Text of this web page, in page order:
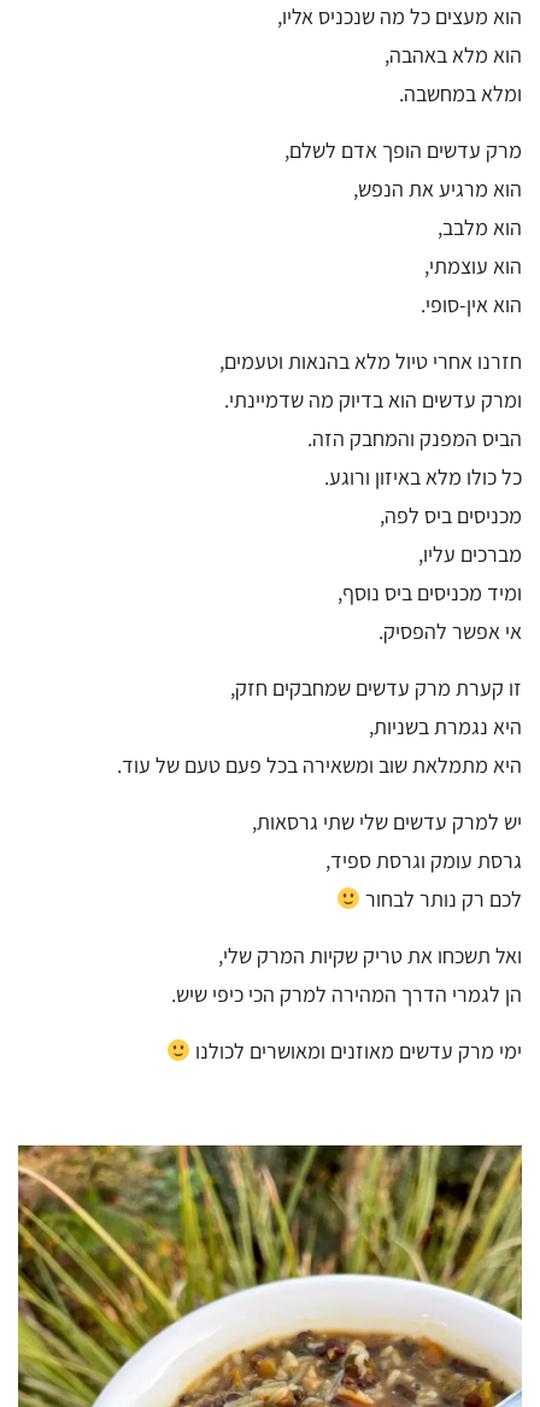
הוא מעצים כל מה שנכניס אליו,
הוא מלא באהבה,
ומלא במחשבה.
מרק עדשים הופך אדם לשלם,
הוא מרגיע את הנפש,
הוא מלבב,
הוא עוצמתי,
הוא אין-סופי.
חזרנו אחרי טיול מלא בהנאות וטעמים,
ומרק עדשים הוא בדיוק מה שדמיינתי.
הביס המפנק והמחבק הזה.
כל כולו מלא באיזון ורוגע.
מכניסים ביס לפה,
מברכים עליו,
ומיד מכניסים ביס נוסף,
אי אפשר להפסיק.
זו קערת מרק עדשים שמחבקים חזק,
היא נגמרת בשניות,
היא מתמלאת שוב ומשאירה בכל פעם טעם של עוד.
יש למרק עדשים שלי שתי גרסאות,
גרסת עומק וגרסת ספיד,
לכם רק נותר לבחור
ואל תשכחו את טריק שקיות המרק שלי,
הן לגמרי הדרך המהירה למרק הכי כיפי שיש.
ימי מרק עדשים מאוזנים ומאושרים לכולנו